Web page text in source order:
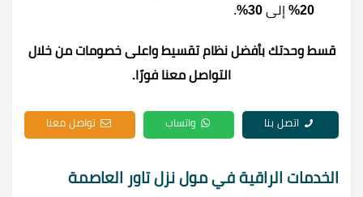
20%
إلى 30%
.
قسط وحدتك بأفضل نظام تقسيط واعلى خصومات من خلال
التواصل معنا فورًا.
اتصل بنا واتساب تواصل معنا
الخدمات الراقية في مول نزل تاور العاصمة